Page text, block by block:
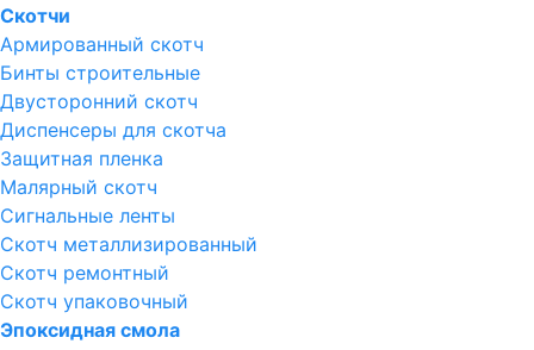
Скотчи
Армированный скотч
Бинты строительные
Двусторонний скотч
Диспенсеры для скотча
Защитная пленка
Малярный скотч
Сигнальные ленты
Скотч металлизированный
Скотч ремонтный
Скотч упаковочный
Эпоксидная смола